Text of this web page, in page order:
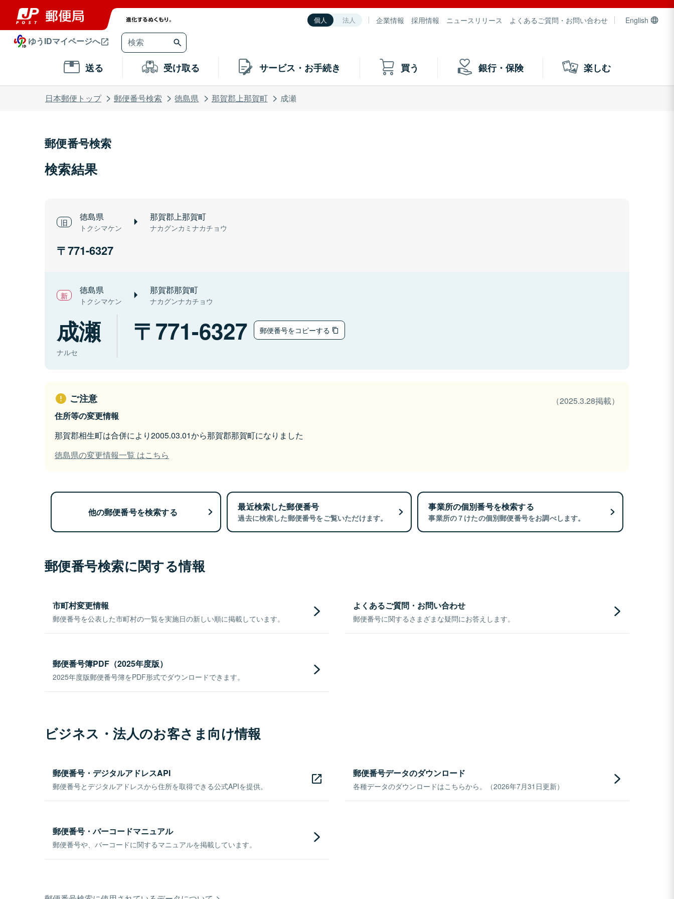
個人 法人 企業情報 採用情報 ニュースリリース よくあるご質問・お問い合わせ English
ゆうIDマイページへ
送る 受け取る サービス・お手続き 買う 銀行・保険 楽しむ
日本郵便トップ 郵便番号検索 徳島県 那賀郡上那賀町 成瀬
郵便番号検索
検索結果
徳島県
トクシマケン
那賀郡上那賀町
ナカグンカミナカチョウ
771-6327
徳島県
トクシマケン
那賀郡那賀町
ナカグンナカチョウ
成瀬
ナルセ
771-6327 郵便番号をコピーする
ご注意
（2025.3.28掲載）
住所等の変更情報
那賀郡相生町は合併により2005.03.01から那賀郡那賀町になりました
徳島県の変更情報一覧 はこちら
他の郵便番号を検索する 最近検索した郵便番号
過去に検索した郵便番号をご覧いただけます。
事業所の個別番号を検索する
事業所の７けたの個別郵便番号をお調べします。
郵便番号検索に関する情報
市町村変更情報
郵便番号を公表した市町村の一覧を実施日の新しい順に掲載しています。
よくあるご質問・お問い合わせ
郵便番号に関するさまざまな疑問にお答えします。
郵便番号簿PDF（2025年度版）
2025年度版郵便番号簿をPDF形式でダウンロードできます。
ビジネス・法人のお客さま向け情報
郵便番号・デジタルアドレスAPI
郵便番号とデジタルアドレスから住所を取得できる公式APIを提供。
郵便番号データのダウンロード
各種データのダウンロードはこちらから。（2026年7月31日更新）
郵便番号・バーコードマニュアル
郵便番号や、バーコードに関するマニュアルを掲載しています。